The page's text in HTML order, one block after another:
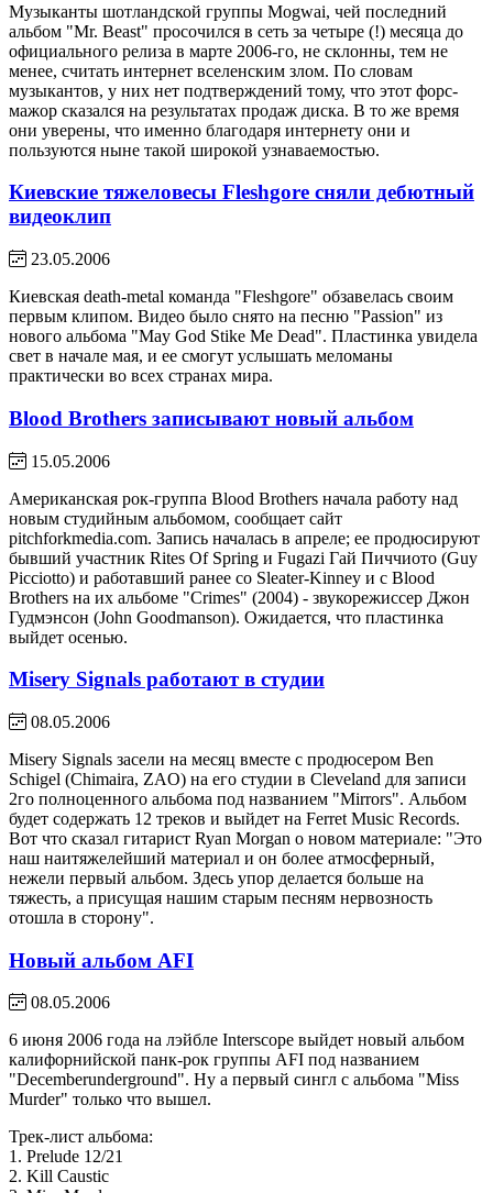
Музыканты шотландской группы Mogwai, чей последний
альбом "Mr. Beast" просочился в сеть за четыре (!) месяца до
официального релиза в марте 2006-го, не склонны, тем не
менее, считать интернет вселенским злом. По словам
музыкантов, у них нет подтверждений тому, что этот форс-
мажор сказался на результатах продаж диска. В то же время
они уверены, что именно благодаря интернету они и
пользуются ныне такой широкой узнаваемостью.
Киевские тяжеловесы Fleshgore сняли дебютный
видеоклип
23.05.2006
Киевская death-metal команда "Fleshgore" обзавелась своим
первым клипом. Видео было снято на песню "Passion" из
нового альбома "May God Stike Me Dead". Пластинка увидела
свет в начале мая, и ее смогут услышать меломаны
практически во всех странах мира.
Blood Brothers записывают новый альбом
15.05.2006
Американская рок-группа Blood Brothers начала работу над
новым студийным альбомом, сообщает сайт
pitchforkmedia.com. Запись началась в апреле; ее продюсируют
бывший участник Rites Of Spring и Fugazi Гай Пиччиото (Guy
Picciotto) и работавший ранее со Sleater-Kinney и с Blood
Brothers на их альбоме "Crimes" (2004) - звукорежиссер Джон
Гудмэнсон (John Goodmanson). Ожидается, что пластинка
выйдет осенью.
Misery Signals работают в студии
08.05.2006
Misery Signals засели на месяц вместе с продюсером Ben
Schigel (Chimaira, ZAO) на его студии в Cleveland для записи
2го полноценного альбома под названием "Mirrors". Альбом
будет содержать 12 треков и выйдет на Ferret Music Records.
Вот что сказал гитарист Ryan Morgan о новом материале: "Это
наш наитяжелейший материал и он более атмосферный,
нежели первый альбом. Здесь упор делается больше на
тяжесть, а присущая нашим старым песням нервозность
отошла в сторону".
Новый альбом AFI
08.05.2006
6 июня 2006 года на лэйбле Interscope выйдет новый альбом
калифорнийской панк-рок группы AFI под названием
"Decemberunderground". Ну а первый сингл с альбома "Miss
Murder" только что вышел.
Трек-лист альбома:
1. Prelude 12/21
2. Kill Caustic